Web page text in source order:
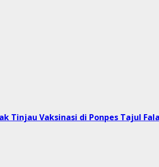
Tinjau Vaksinasi di Ponpes Tajul